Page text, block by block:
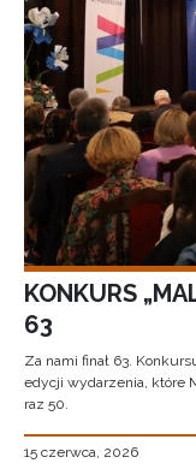
KONKURS
63
Za nami finał 63.
edycji wydarzenia, które
raz 50.
15 czerwca, 2026